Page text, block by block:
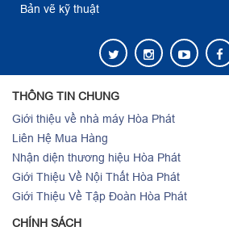
Bản vẽ kỹ thuật
THÔNG TIN CHUNG
Giới thiệu về nhà máy Hòa Phát
Liên Hệ Mua Hàng
Nhận diện thương hiệu Hòa Phát
Giới Thiệu Về Nội Thất Hòa Phát
Giới Thiệu Về Tập Đoàn Hòa Phát
CHÍNH SÁCH